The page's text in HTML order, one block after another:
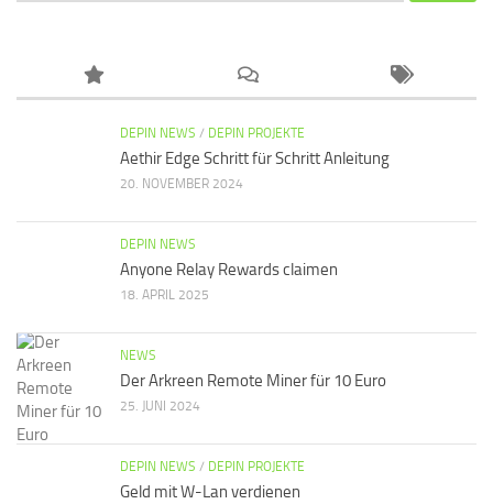
DEPIN NEWS / DEPIN PROJEKTE
Aethir Edge Schritt für Schritt Anleitung
20. NOVEMBER 2024
DEPIN NEWS
Anyone Relay Rewards claimen
18. APRIL 2025
NEWS
Der Arkreen Remote Miner für 10 Euro
25. JUNI 2024
DEPIN NEWS / DEPIN PROJEKTE
Geld mit W-Lan verdienen